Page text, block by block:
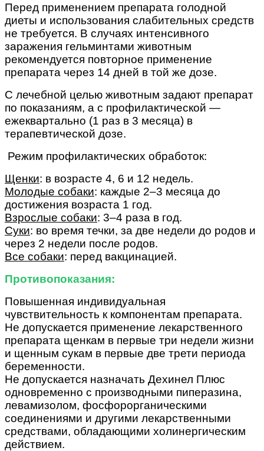
Перед применением препарата голодной
диеты и использования слабительных средств
не требуется. В случаях интенсивного
заражения гельминтами животным
рекомендуется повторное применение
препарата через 14 дней в той же дозе.
С лечебной целью животным задают препарат
по показаниям, а с профилактической —
ежеквартально (1 раз в 3 месяца) в
терапевтической дозе.
Режим профилактических обработок:
Щенки: в возрасте 4, 6 и 12 недель.
Молодые собаки: каждые 2–3 месяца до
достижения возраста 1 год.
Взрослые собаки: 3–4 раза в год.
Суки: во время течки, за две недели до родов и
через 2 недели после родов.
Все собаки: перед вакцинацией.
Противопоказания:
Повышенная индивидуальная
чувствительность к компонентам препарата.
Не допускается применение лекарственного
препарата щенкам в первые три недели жизни
и щенным сукам в первые две трети периода
беременности.
Не допускается назначать Дехинел Плюс
одновременно с производными пиперазина,
левамизолом, фосфорорганическими
соединениями и другими лекарственными
средствами, обладающими холинергическим
действием.